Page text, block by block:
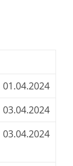
01.04.2024
03.04.2024
03.04.2024